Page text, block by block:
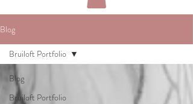
Blog
Blog
Bruiloft Portfolio
Bruiloft Portfolio